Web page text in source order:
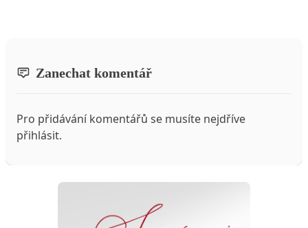
Zanechat komentář
Pro přidávání komentářů se musíte nejdříve
přihlásit.